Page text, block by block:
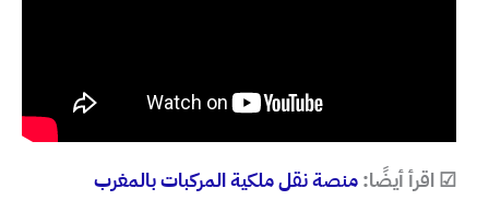
☑ اقرأ أيضًا:منصة نقل ملكية المركبات بالمغرب